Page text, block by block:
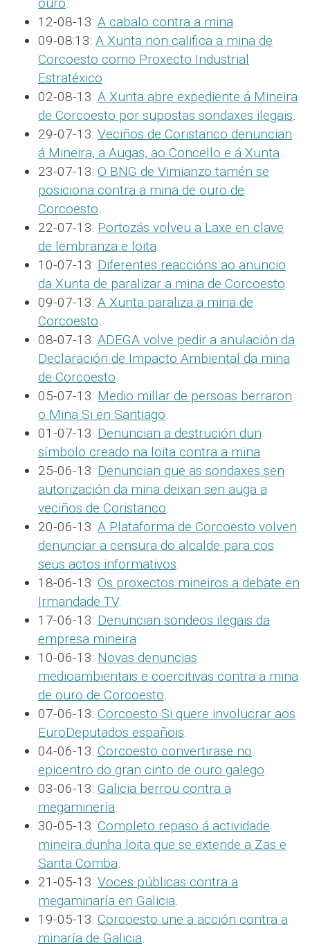
ouro.
12-08-13: A cabalo contra a mina.
09-08:13: A Xunta non califica a mina de
Corcoesto como Proxecto Industrial
Estratéxico.
02-08-13: A Xunta abre expediente á Mineira
de Corcoesto por supostas sondaxes ilegais.
29-07-13: Veciños de Coristanco denuncian
á Mineira, a Augas, ao Concello e á Xunta.
23-07-13: O BNG de Vimianzo tamén se
posiciona contra a mina de ouro de
Corcoesto.
22-07-13: Portozás volveu a Laxe en clave
de lembranza e loita.
10-07-13: Diferentes reaccións ao anuncio
da Xunta de paralizar a mina de Corcoesto.
09-07-13: A Xunta paraliza a mina de
Corcoesto.
08-07-13: ADEGA volve pedir a anulación da
Declaración de Impacto Ambiental da mina
de Corcoesto.
05-07-13: Medio millar de persoas berraron
o Mina Si en Santiago.
01-07-13: Denuncian a destrución dun
símbolo creado na loita contra a mina.
25-06-13: Denuncian que as sondaxes sen
autorización da mina deixan sen auga a
veciños de Coristanco.
20-06-13: A Plataforma de Corcoesto volven
denunciar a censura do alcalde para cos
seus actos informativos.
18-06-13: Os proxectos mineiros a debate en
Irmandade TV.
17-06-13: Denuncian sondeos ilegais da
empresa mineira.
10-06-13: Novas denuncias
medioambientais e coercitivas contra a mina
de ouro de Corcoesto.
07-06-13: Corcoesto Si quere involucrar aos
EuroDeputados españois.
04-06-13: Corcoesto convertirase no
epicentro do gran cinto de ouro galego.
03-06-13: Galicia berrou contra a
megaminería.
30-05-13: Completo repaso á actividade
mineira dunha loita que se extende a Zas e
Santa Comba.
21-05-13: Voces públicas contra a
megaminaría en Galicia.
19-05-13: Corcoesto une a acción contra a
minaría de Galicia.